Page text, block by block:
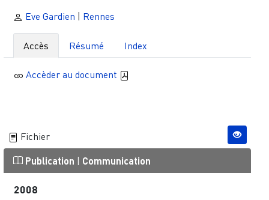
Eve Gardien Rennes
Accès Résumé Index
Accèder au document
Fichier
Publication | Communication
2008